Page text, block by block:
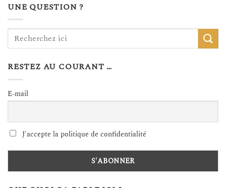
UNE QUESTION ?
RESTEZ AU COURANT …
E-mail
J'accepte la politique de confidentialité